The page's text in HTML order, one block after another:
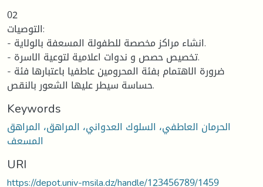
02
التوصيات:
- انشاء مراكز مخصصة للطفولة المسعفة بالولاية.
- تخصيص حصص و ندوات اعلامية لتوعية الاسرة.
- ضرورة الاهتمام بفئة المحرومين عاطفيا باعتبارها فئة
حساسة سيطر عليها الشعور بالنقص.
Keywords
الحرمان العاطفي، السلوك العدواني، المراهق، المراهق
المسعف
URI
https://depot.univ-msila.dz/handle/123456789/1459